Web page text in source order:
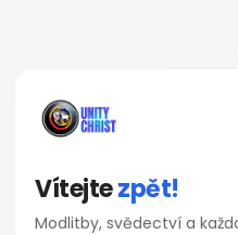
Vítejtezpět!
Modlitby, svědectví a